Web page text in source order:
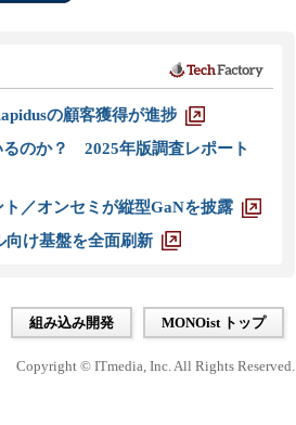
の顧客獲得が進捗
のか？ 2025年版調査レポート
／オンセミが縦型GaNを披露
け基盤を全面刷新
組み込み開発 MONOist トップ
Copyright © ITmedia, Inc. All Rights Reserved.